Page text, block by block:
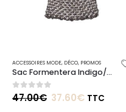
ACCESSOIRES MODE, DÉCO, PROMOS
Sac Formentera Indigo/Naturel
0 out of 5
47.00€ 37.60€ TTC